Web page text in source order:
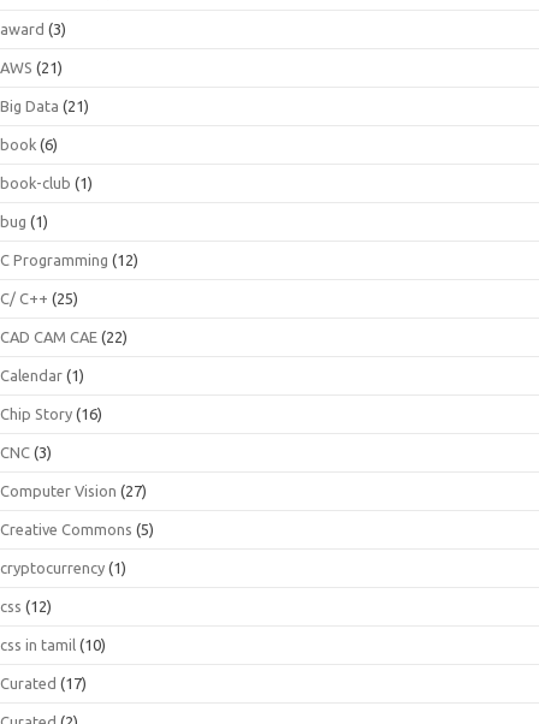
award (3)
AWS (21)
Big Data (21)
book (6)
book-club (1)
bug (1)
C Programming (12)
C/ C++ (25)
CAD CAM CAE (22)
Calendar (1)
Chip Story (16)
CNC (3)
Computer Vision (27)
Creative Commons (5)
cryptocurrency (1)
css (12)
css in tamil (10)
Curated (17)